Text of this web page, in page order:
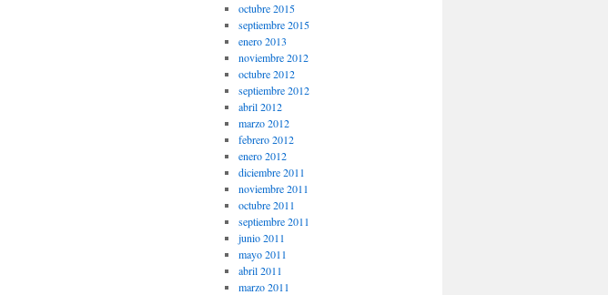
octubre 2015
septiembre 2015
enero 2013
noviembre 2012
octubre 2012
septiembre 2012
abril 2012
marzo 2012
febrero 2012
enero 2012
diciembre 2011
noviembre 2011
octubre 2011
septiembre 2011
junio 2011
mayo 2011
abril 2011
marzo 2011